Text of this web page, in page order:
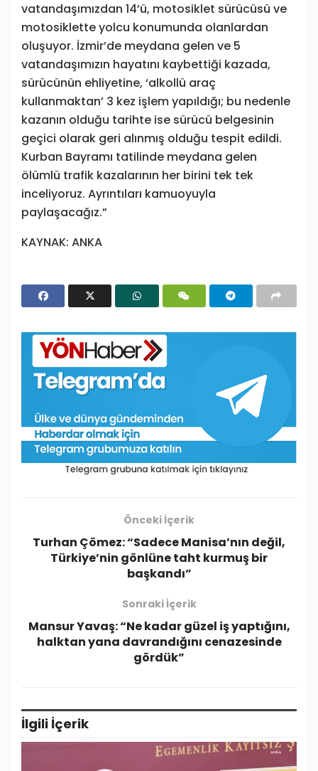
vatandaşımızdan 14’ü, motosiklet sürücüsü ve
motosiklette yolcu konumunda olanlardan
oluşuyor. İzmir’de meydana gelen ve 5
vatandaşımızın hayatını kaybettiği kazada,
sürücünün ehliyetine, ‘alkollü araç
kullanmaktan’ 3 kez işlem yapıldığı; bu nedenle
kazanın olduğu tarihte ise sürücü belgesinin
geçici olarak geri alınmış olduğu tespit edildi.
Kurban Bayramı tatilinde meydana gelen
ölümlü trafik kazalarının her birini tek tek
inceliyoruz. Ayrıntıları kamuoyuyla
paylaşacağız.”
KAYNAK: ANKA
Önceki İçerik
Turhan Çömez: “Sadece Manisa’nın değil,
Türkiye’nin gönlüne taht kurmuş bir
başkandı”
Sonraki İçerik
Mansur Yavaş: “Ne kadar güzel iş yaptığını,
halktan yana davrandığını cenazesinde
gördük”
İlgili İçerik